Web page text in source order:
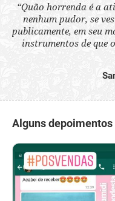
“Quão horrenda é a
nenhum pudor, se
publicamente, em seu
instrumentos de que
Alguns